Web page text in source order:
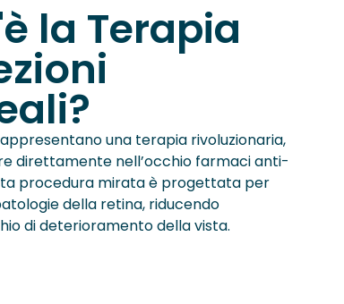
la Terapia
una terapia rivoluzionaria,
direttamente nell’occhio farmaci anti-
procedura mirata è progettata per
della retina, riducendo
di deterioramento della vista.